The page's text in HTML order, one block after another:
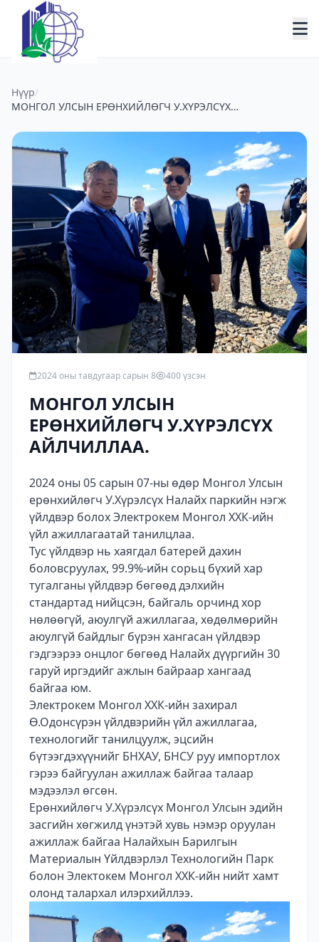
Нүүр/
МОНГОЛ УЛСЫН ЕРӨНХИЙЛӨГЧ У.ХҮРЭЛСҮХ
2024 оны тавдугаар сарын 8 400 үзсэн
МОНГОЛ УЛСЫН
ЕРӨНХИЙЛӨГЧ У.ХҮРЭЛСҮХ
АЙЛЧИЛЛАА.
2024 оны 05 сарын 07-ны өдөр Монгол Улсын
ерөнхийлөгч У.Хүрэлсүх Налайх паркийн нэгж
үйлдвэр болох Электрокем Монгол ХХК-ийн
үйл ажиллагаатай танилцлаа.
Тус үйлдвэр нь хаягдал батерей дахин
боловсруулах, 99.9%-ийн сорьц бүхий хар
тугалганы үйлдвэр бөгөөд дэлхийн
стандартад нийцсэн, байгаль орчинд хор
нөлөөгүй, аюулгүй ажиллагаа, хөдөлмөрийн
аюулгүй байдлыг бүрэн хангасан үйлдвэр
гэдгээрээ онцлог бөгөөд Налайх дүүргийн 30
гаруй иргэдийг ажлын байраар хангаад
байгаа юм.
Электрокем Монгол ХХК-ийн захирал
Ө.Одонсүрэн үйлдвэрийн үйл ажиллагаа,
технологийг танилцуулж, эцсийн
бүтээгдэхүүнийг БНХАУ, БНСУ руу импортлох
гэрээ байгуулан ажиллаж байгаа талаар
мэдээлэл өгсөн.
Ерөнхийлөгч У.Хүрэлсүх Монгол Улсын эдийн
засгийн хөгжилд үнэтэй хувь нэмэр оруулан
ажиллаж байгаа Налайхын Барилгын
Материалын Үйлдвэрлэл Технологийн Парк
болон Электокем Монгол ХХК-ийн нийт хамт
олонд талархал илэрхийллээ.